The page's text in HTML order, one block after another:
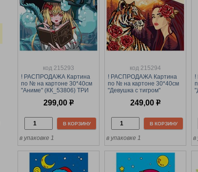
код 215293
! РАСПРОДАЖА Картина
по № на картоне 30*40см
"Аниме" (КК_53806) ТРИ
299,00 р
В КОРЗИНУ
в упаковке 1
код 215294
! РАСПРОДАЖА Картина
по № на картоне 30*40см
"Девушка с тигром"
акрил. красками
249,00 р
В КОРЗИНУ
в упаковке 1
!
в